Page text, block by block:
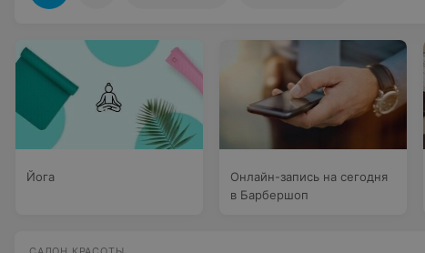
Йога
Онлайн-запись на сегодня
в Барбершоп